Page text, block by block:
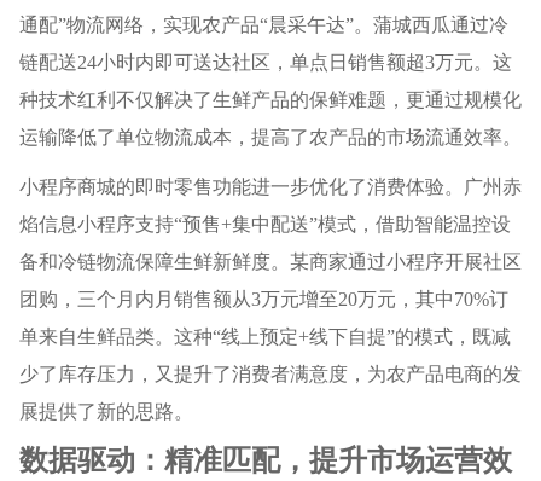
通配”物流网络，实现农产品“晨采午达”。蒲城西瓜通过冷
链配送24小时内即可送达社区，单点日销售额超3万元。这
种技术红利不仅解决了生鲜产品的保鲜难题，更通过规模化
运输降低了单位物流成本，提高了农产品的市场流通效率。
小程序商城的即时零售功能进一步优化了消费体验。广州赤
焰信息小程序支持“预售+集中配送”模式，借助智能温控设
备和冷链物流保障生鲜新鲜度。某商家通过小程序开展社区
团购，三个月内月销售额从3万元增至20万元，其中70%订
单来自生鲜品类。这种“线上预定+线下自提”的模式，既减
少了库存压力，又提升了消费者满意度，为农产品电商的发
展提供了新的思路。
数据驱动：精准匹配，提升市场运营效